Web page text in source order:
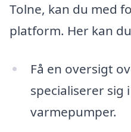
Tolne, kan du med
platform. Her kan
Få en oversigt
specialiserer sig
varmepumper.